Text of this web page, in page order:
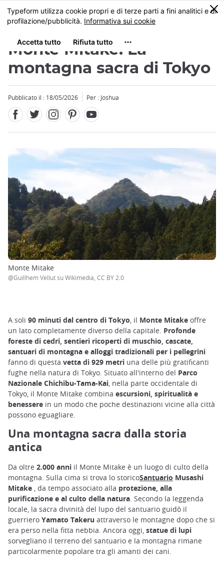
Skip
to
content
MENU
0
Monte Mitake: La
montagna sacra di Tokyo
Pubblicato il : 18/05/2026 Per : Joshua
Monte Mitake
@Guillhem Vellut su Wikimedia, CC BY 2.0
A soli 90 minuti dal centro di Tokyo , il Monte Mitake offre
un lato completamente diverso della capitale. Profonde
foreste di cedri, sentieri ricoperti di muschio, cascate,
santuari di montagna e alloggi tradizionali per i pellegrini
fanno di questa vetta di 929 metri una delle più gratificanti
fughe nella natura di Tokyo. Situato all'interno del Parco
Nazionale Chichibu-Tama-Kai , nella parte occidentale di
Tokyo, il Monte Mitake combina escursioni, spiritualità e
benessere in un modo che poche destinazioni vicine alla città
possono eguagliare.
Una montagna sacra dalla storia
antica
Da oltre 2.000 anni il Monte Mitake è un luogo di culto della
montagna. Sulla cima si trova lo storicoSantuario Musashi
Mitake , da tempo associato alla protezione, alla
purificazione e al culto della natura . Secondo la leggenda
locale, la sacra divinità del lupo del santuario guidò il
guerriero Yamato Takeru attraverso le montagne dopo che si
era perso nella fitta nebbia. Ancora oggi, statue di lupi
sorvegliano il terreno del santuario e la montagna rimane
particolarmente popolare tra gli amanti dei cani.